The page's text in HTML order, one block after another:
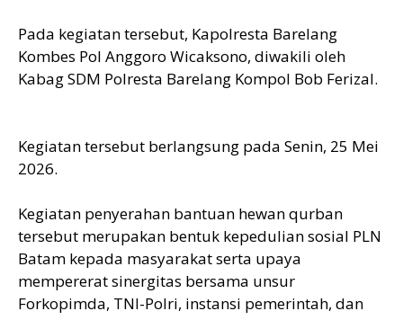
Pada kegiatan tersebut, Kapolresta Barelang
Kombes Pol Anggoro Wicaksono, diwakili oleh
Kabag SDM Polresta Barelang Kompol Bob Ferizal.
Kegiatan tersebut berlangsung pada Senin, 25 Mei
2026.
Kegiatan penyerahan bantuan hewan qurban
tersebut merupakan bentuk kepedulian sosial PLN
Batam kepada masyarakat serta upaya
mempererat sinergitas bersama unsur
Forkopimda, TNI-Polri, instansi pemerintah, dan